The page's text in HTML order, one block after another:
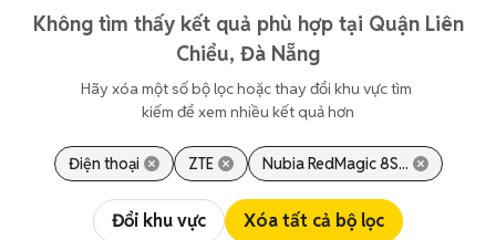
Không tìm thấy kết quả phù hợp tại Quận Liên
Chiểu, Đà Nẵng
Hãy xóa một số bộ lọc hoặc thay đổi khu vực tìm
kiếm để xem nhiều kết quả hơn
Điện thoại ZTE Nubia RedMagic 8S...
Đổi khu vực Xóa tất cả bộ lọc